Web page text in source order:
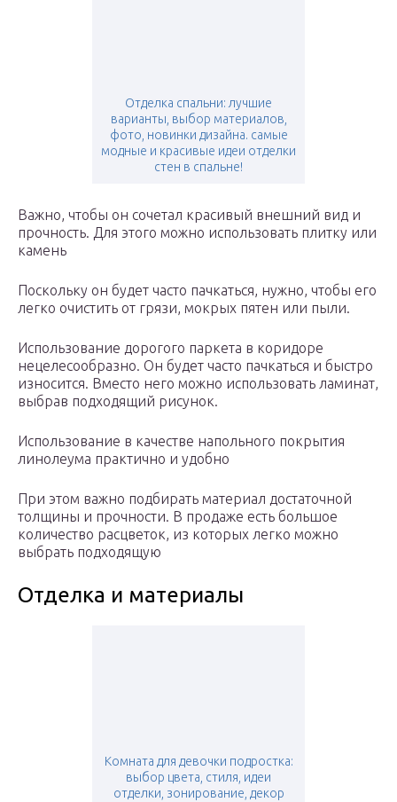
Отделка спальни: лучшие
варианты, выбор материалов,
фото, новинки дизайна. самые
модные и красивые идеи отделки
стен в спальне!
Важно, чтобы он сочетал красивый внешний вид и
прочность. Для этого можно использовать плитку или
камень
Поскольку он будет часто пачкаться, нужно, чтобы его
легко очистить от грязи, мокрых пятен или пыли.
Использование дорогого паркета в коридоре
нецелесообразно. Он будет часто пачкаться и быстро
износится. Вместо него можно использовать ламинат,
выбрав подходящий рисунок.
Использование в качестве напольного покрытия
линолеума практично и удобно
При этом важно подбирать материал достаточной
толщины и прочности. В продаже есть большое
количество расцветок, из которых легко можно
выбрать подходящую
Отделка и материалы
Комната для девочки подростка:
выбор цвета, стиля, идеи
отделки, зонирование, декор